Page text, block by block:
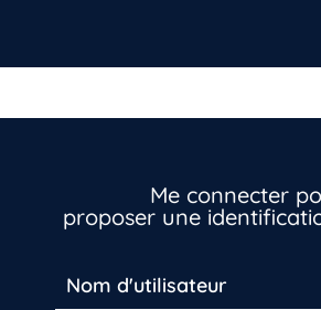
Me connecter
proposer une